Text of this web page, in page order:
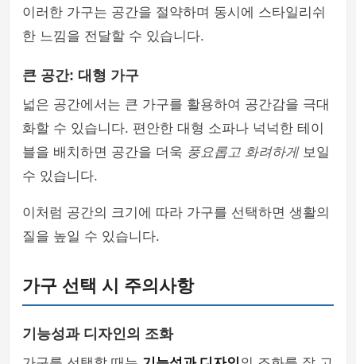
이러한 가구는 공간을 절약하며 동시에 스타일리쉬
한 느낌을 전달할 수 있습니다.
큰 공간: 대형 가구
넓은 공간에서는 큰 가구를 활용하여 공간감을 극대
화할 수 있습니다. 편안한 대형 소파나 넉넉한 테이
블을 배치하면 공간을 더욱 풍요롭고 화려하게보일
수 있습니다.
이처럼 공간의 크기에 따라 가구를 선택하면 생활의
질을 높일 수 있습니다.
가구 선택 시 주의사항
기능성과 디자인의 조화